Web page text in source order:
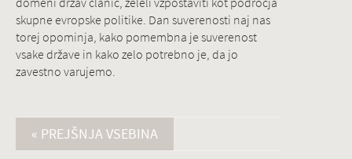
skupne evropske politike. Dan suverenosti naj nas
torej opominja, kako pomembna je suverenost
vsake države in kako zelo potrebno je, da jo
zavestno varujemo.
« PREJŠNJA VSEBINA